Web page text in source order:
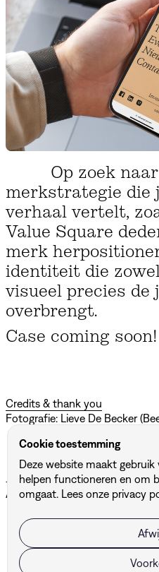
Op zoek
merkstrategie die
verhaal vertelt,
Value Square
merk
identiteit die
visueel precies de
overbrengt.
Case coming soon!
Credits & thank you
Fotografie: Lieve De Becker
Andere projecten
Alle projecten ↗
BUF
DBG Architects &
Cookie toestemming
Deze website maakt
helpen functioneren en om
omgaat. Lees onze privacy